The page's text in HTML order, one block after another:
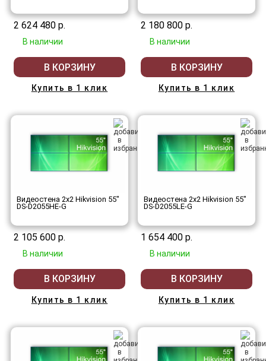
2 624 480 р.
В наличии
В КОРЗИНУ
Купить в 1 клик
2 180 800 р.
В наличии
В КОРЗИНУ
Купить в 1 клик
Видеостена 2x2 Hikvision 55"
DS-D2055HE-G
2 105 600 р.
В наличии
В КОРЗИНУ
Купить в 1 клик
Видеостена 2x2 Hikvision 55"
DS-D2055LE-G
1 654 400 р.
В наличии
В КОРЗИНУ
Купить в 1 клик